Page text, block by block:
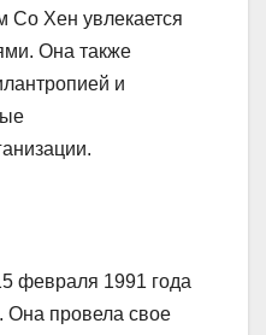
Со Хен увлекается
Она также
и
февраля 1991 года
провела свое